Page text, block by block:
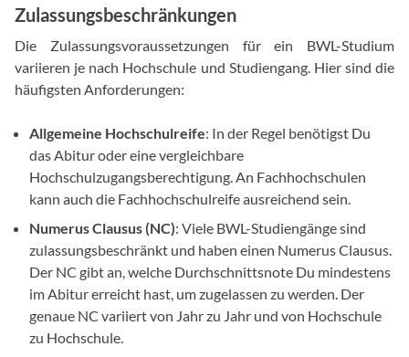
Zulassungsbeschränkungen
Die Zulassungsvoraussetzungen für ein BWL-Studium
variieren je nach Hochschule und Studiengang. Hier sind die
häufigsten Anforderungen:
Allgemeine Hochschulreife: In der Regel benötigst Du
das Abitur oder eine vergleichbare
Hochschulzugangsberechtigung. An Fachhochschulen
kann auch die Fachhochschulreife ausreichend sein.
Numerus Clausus (NC): Viele BWL-Studiengänge sind
zulassungsbeschränkt und haben einen Numerus Clausus.
Der NC gibt an, welche Durchschnittsnote Du mindestens
im Abitur erreicht hast, um zugelassen zu werden. Der
genaue NC variiert von Jahr zu Jahr und von Hochschule
zu Hochschule.